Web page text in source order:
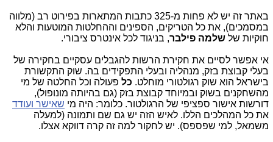
באתר זה יש לא פחות מ-325 כתבות המתארות בפירוט רב (מלווה
במסמכים), את כל הטריקים, הספינים וההחלטות המוטעות והלא
חוקיות של שלמה פילבר, בניגוד לכל אינטרס ציבורי.
אי אפשר לסיים את חקירת הרשות להגבלים עסקיים בחקירה של
בעלי קבוצת בזק, מנהליה ובעלי התפקידים בה. שוק התקשורת
בישראל הוא שוק רגולטורי מוחלט. כל פעולה וכל החלטה של מי
מהשחקנים בשוק ובמיוחד קבוצת בזק (גם בהיותה מונופול),
דורשות אישור ספציפי של הרגולטור. כלומר: היה מי שאישר ועודד
את כל המהלכים הללו. לאיש הזה יש גם שם ותמונה (למעלה
משמאל, למי שפספס). יש לחקור למה זה קרה דווקא אצלו.